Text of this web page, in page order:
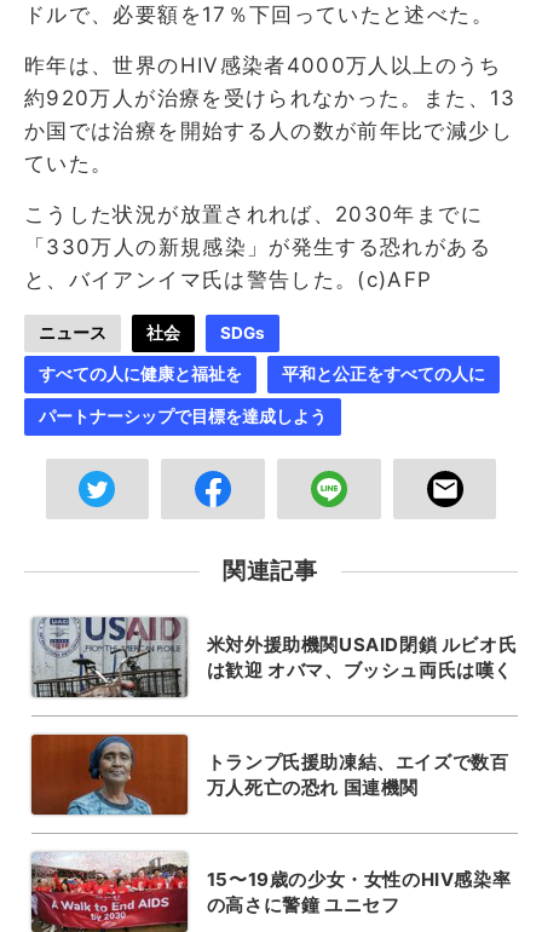
ドルで、必要額を17％下回っていたと述べた。
昨年は、世界のHIV感染者4000万人以上のうち
約920万人が治療を受けられなかった。また、13
か国では治療を開始する人の数が前年比で減少し
ていた。
こうした状況が放置されれば、2030年までに
「330万人の新規感染」が発生する恐れがある
と、バイアンイマ氏は警告した。(c)AFP
ニュース 社会 SDGs
すべての人に健康と福祉を 平和と公正をすべての人に
パートナーシップで目標を達成しよう
関連記事
米対外援助機関USAID閉鎖 ルビオ氏
は歓迎 オバマ、ブッシュ両氏は嘆く
トランプ氏援助凍結、エイズで数百
万人死亡の恐れ 国連機関
15〜19歳の少女・女性のHIV感染率
の高さに警鐘 ユニセフ